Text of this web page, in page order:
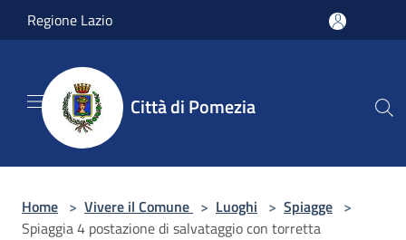
Salta al contenuto principale
Regione Lazio
Città di Pomezia
Home > Vivere il Comune > Luoghi > Spiagge >
Spiaggia 4 postazione di salvataggio con torretta